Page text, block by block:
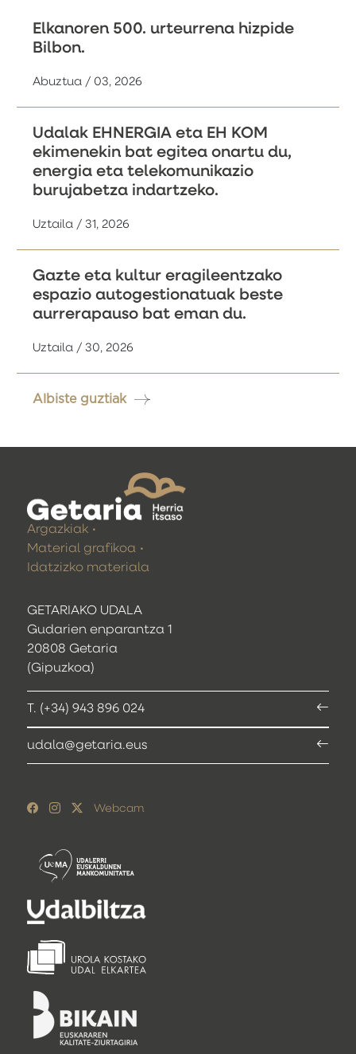
Elkanoren 500. urteurrena hizpide
Bilbon.
Abuztua / 03, 2026
Udalak EHNERGIA eta EH KOM
ekimenekin bat egitea onartu du,
energia eta telekomunikazio
burujabetza indartzeko.
Uztaila / 31, 2026
Gazte eta kultur eragileentzako
espazio autogestionatuak beste
aurrerapauso bat eman du.
Uztaila / 30, 2026
Albiste guztiak
GETARIAKO UDALA
Gudarien enparantza 1
20808 Getaria
(Gipuzkoa)
T. (+34) 943 896 024
udala@getaria.eus
Argazkiak
Material grafikoa
Idatzizko materiala
Webcam